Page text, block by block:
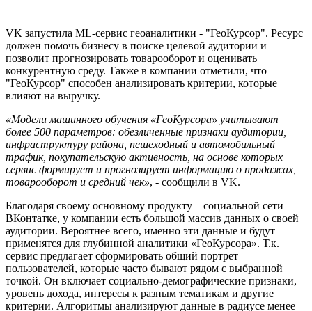
VK запустила ML-сервис геоаналитики - "ГеоКурсор". Ресурс
должен помочь бизнесу в поиске целевой аудитории и
позволит прогнозировать товарооборот и оценивать
конкурентную среду. Также в компании отметили, что
"ГеоКурсор" способен анализировать критерии, которые
влияют на выручку.
«Модели машинного обучения «ГеоКурсора» учитывают
более 500 параметров: обезличенные признаки аудитории,
инфраструктуру района, пешеходный и автомобильный
трафик, покупательскую активность, на основе которых
сервис формирует и прогнозирует информацию о продажах,
товарооборот и средний чек», - сообщили в VK.
Благодаря своему основному продукту – социальной сети
ВКонтатке, у компании есть большой массив данных о своей
аудитории. Вероятнее всего, именно эти данные и будут
применятся для глубинной аналитики «ГеоКурсора». Т.к.
сервис предлагает сформировать общий портрет
пользователей, которые часто бывают рядом с выбранной
точкой. Он включает социально-демографические признаки,
уровень дохода, интересы к разным тематикам и другие
критерии. Алгоритмы анализируют данные в радиусе менее